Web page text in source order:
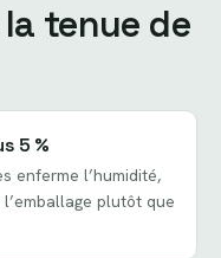
tenue de
5 %
enferme l’humidité,
plutôt que